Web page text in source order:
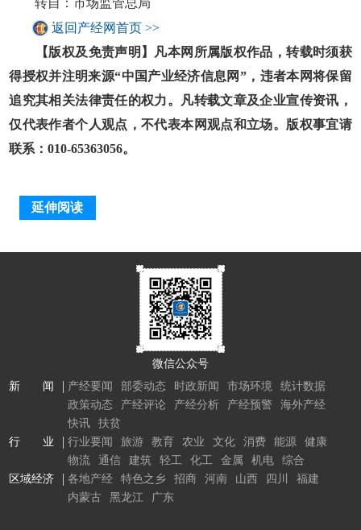
返回产经网首页 >>
【版权及免责声明】凡本网所属版权作品，转载时须获
得授权并注明来源“中国产业经济信息网”，违者本网将保留
追究其相关法律责任的权力。凡转载文章及企业宣传资讯，
仅代表作者个人观点，不代表本网观点和立场。版权事宜请
联系：010-65363056。
延伸阅读
微信公众号
新 闻
产经要闻 部委动态 时政新闻 市场环境
统计数据
政策动态
产经评论 产经分析 产经预警
海外产经
快讯
扶贫
行 业
行业要闻 旅游 教育 农业 文化 消费 能源
健康
物流
通信 建筑 轻工 化工 金属 机电
综合
区域经济
各地产经 特色之乡 招商 河南 山西 四川
福建
内蒙古
黑龙江 广东